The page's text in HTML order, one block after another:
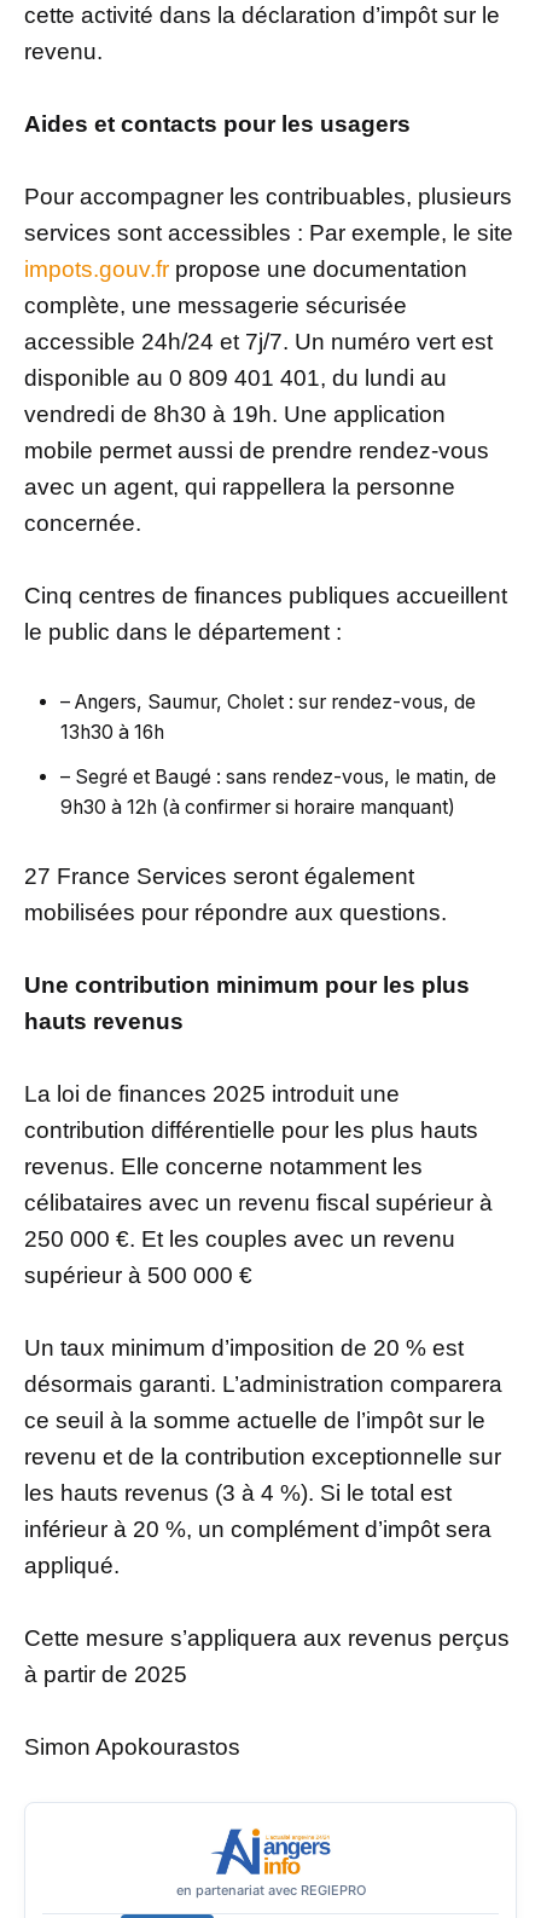
cette activité dans la déclaration d’impôt sur le
revenu.
Aides et contacts pour les usagers
Pour accompagner les contribuables, plusieurs
services sont accessibles : Par exemple, le site
impots.gouv.fr propose une documentation
complète, une messagerie sécurisée
accessible 24h/24 et 7j/7. Un numéro vert est
disponible au 0 809 401 401, du lundi au
vendredi de 8h30 à 19h. Une application
mobile permet aussi de prendre rendez-vous
avec un agent, qui rappellera la personne
concernée.
Cinq centres de finances publiques accueillent
le public dans le département :
– Angers, Saumur, Cholet : sur rendez-vous, de
13h30 à 16h
– Segré et Baugé : sans rendez-vous, le matin, de
9h30 à 12h (à confirmer si horaire manquant)
27 France Services seront également
mobilisées pour répondre aux questions.
Une contribution minimum pour les plus
hauts revenus
La loi de finances 2025 introduit une
contribution différentielle pour les plus hauts
revenus. Elle concerne notamment les
célibataires avec un revenu fiscal supérieur à
250 000 €. Et les couples avec un revenu
supérieur à 500 000 €
Un taux minimum d’imposition de 20 % est
désormais garanti. L’administration comparera
ce seuil à la somme actuelle de l’impôt sur le
revenu et de la contribution exceptionnelle sur
les hauts revenus (3 à 4 %). Si le total est
inférieur à 20 %, un complément d’impôt sera
appliqué.
Cette mesure s’appliquera aux revenus perçus
à partir de 2025
Simon Apokourastos
en partenariat avec REGIEPRO